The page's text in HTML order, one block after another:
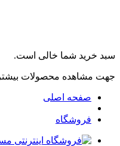
سبد خرید شما خالی است.
جهت مشاهده محصولات
صفحه اصلی
فروشگاه